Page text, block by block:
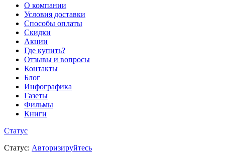
О компании
Условия доставки
Способы оплаты
Скидки
Акции
Где купить?
Отзывы и вопросы
Контакты
Блог
Инфографика
Газеты
Фильмы
Книги
Статус
Статус: Авторизируйтесь